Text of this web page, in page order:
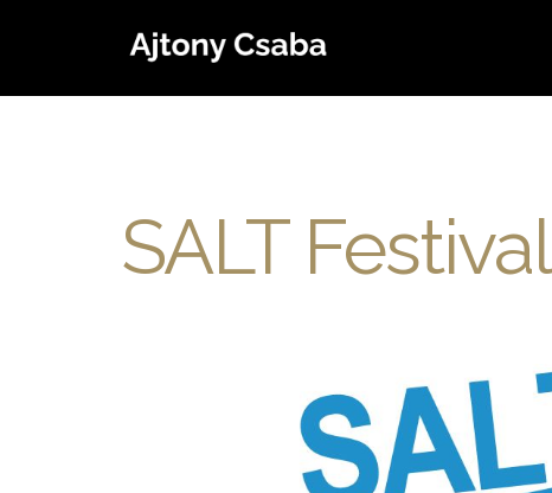
SALT Festival